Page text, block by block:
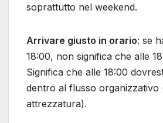
soprattutto nel weekend.
Arrivare giusto in orario: se
18:00, non significa che alle
Significa che alle 18:00
dentro al flusso organizzativo
attrezzatura).